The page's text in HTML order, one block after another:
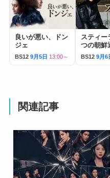
良いが悪い、ドン
ジェ
BS12 9月5日 13:00～
スティー
つの朝鮮
BS12 9月6
関連記事